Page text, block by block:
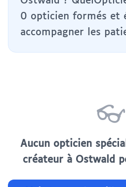
0 opticien formés et
accompagner les
👓
Aucun opticien
créateur à Ostwald